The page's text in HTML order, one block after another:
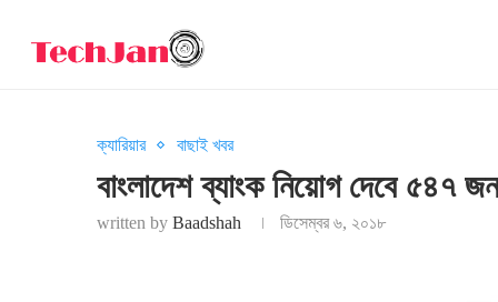
ক্যারিয়ার বাছাই খবর
বাংলাদেশ ব্যাংক নিয়োগ দেবে ৫৪৭
written by Baadshah ডিসেম্বর ৬, ২০১৮